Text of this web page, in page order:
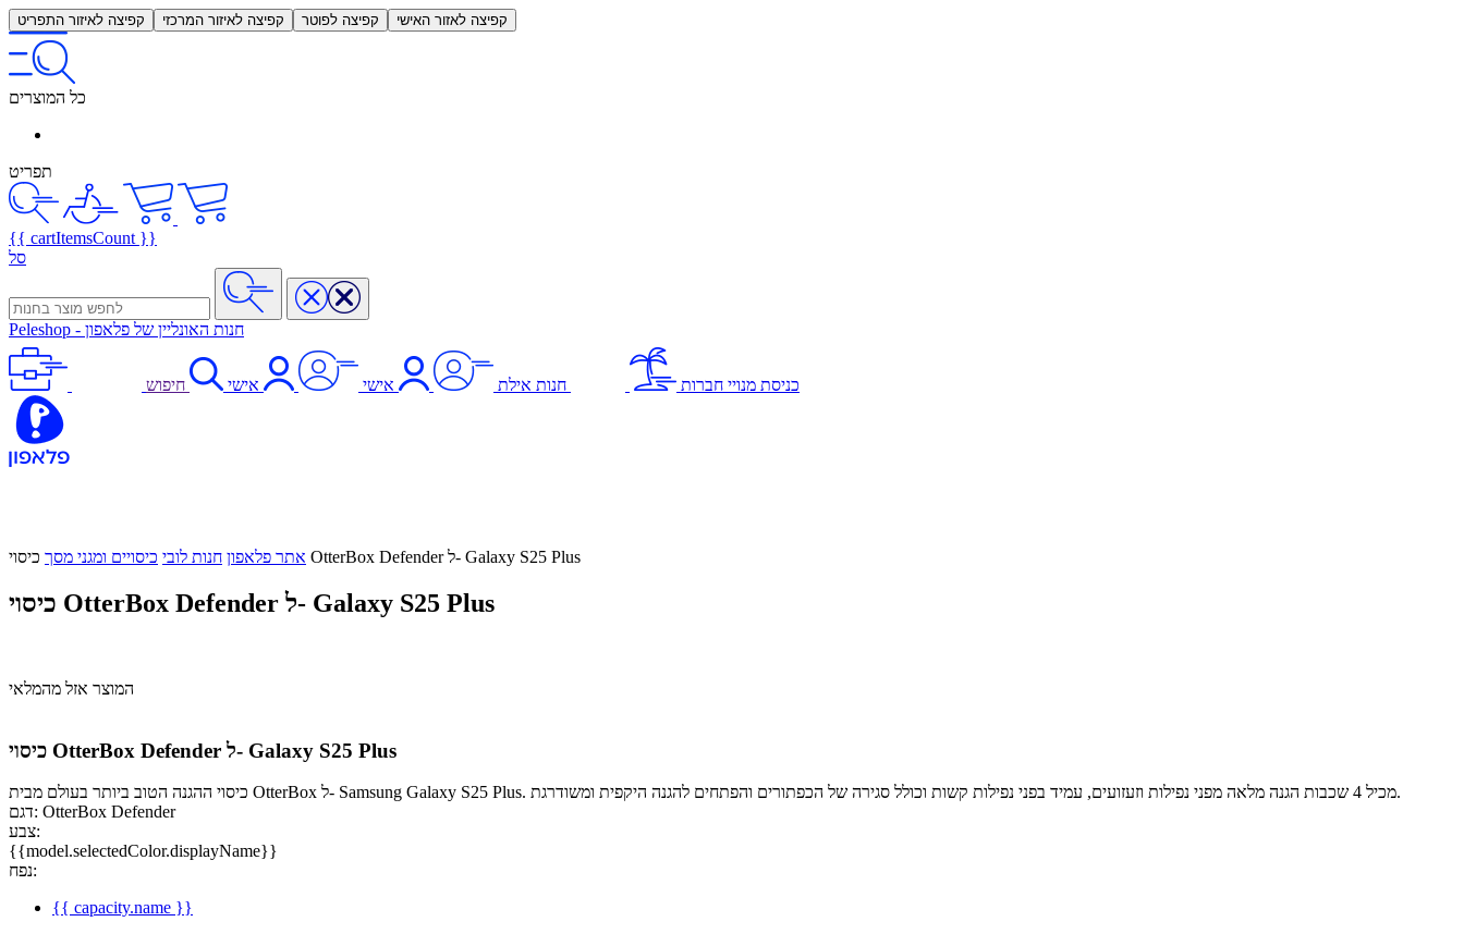
קפיצה לאיזור התפריט קפיצה לאיזור המרכזי קפיצה לפוטר קפיצה לאזור האישי
כל המוצרים
תפריט
{{ cartItemsCount }}
סל
Peleshop - חנות האונליין של פלאפון
כניסת מנויי חברות חנות אילת אישי אישי חיפוש
אתר פלאפון חנות לובי כיסויים ומגני מסך כיסוי OtterBox Defender ל- Galaxy S25 Plus
כיסוי OtterBox Defender ל- Galaxy S25 Plus
המוצר אזל מהמלאי
כיסוי OtterBox Defender ל- Galaxy S25 Plus
כיסוי ההגנה הטוב ביותר בעולם מבית OtterBox ל- Samsung Galaxy S25 Plus. מכיל 4 שכבות הגנה מלאה מפני נפילות וזעזועים, עמיד בפני נפילות קשות וכולל סגירה של הכפתורים והפתחים להגנה היקפית ומשודרגת.
דגם: OtterBox Defender
צבע:
{{model.selectedColor.displayName}}
נפח:
{{ capacity.name }}